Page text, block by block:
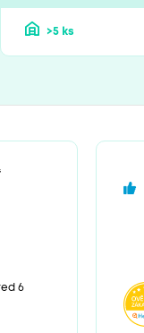
>5 ks
6